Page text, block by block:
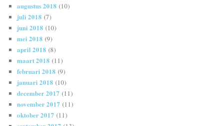
augustus 2018 (10)
juli 2018 (7)
juni 2018 (10)
mei 2018 (9)
april 2018 (8)
maart 2018 (11)
februari 2018 (9)
januari 2018 (10)
december 2017 (11)
november 2017 (11)
oktober 2017 (11)